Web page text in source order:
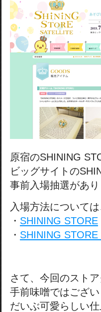
原宿のSHINING
ビッグサイトの
事前入場抽選があり
入場方法について
・ SHINING STORE
・ SHINING STORE
さて、今回のストア
手前味噌ではござい
だいぶ可愛らしい